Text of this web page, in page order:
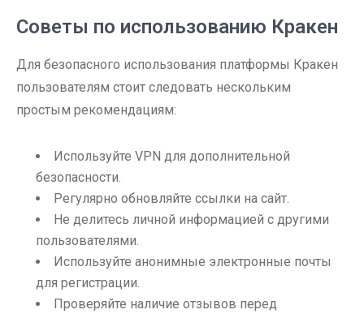
Советы по использованию Кракен
Для безопасного использования платформы Кракен
пользователям стоит следовать нескольким
простым рекомендациям:
Используйте VPN для дополнительной
безопасности.
Регулярно обновляйте ссылки на сайт.
Не делитесь личной информацией с другими
пользователями.
Используйте анонимные электронные почты
для регистрации.
Проверяйте наличие отзывов перед